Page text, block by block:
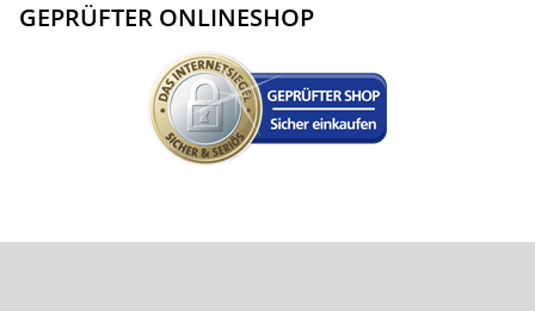
GEPRÜFTER ONLINESHOP